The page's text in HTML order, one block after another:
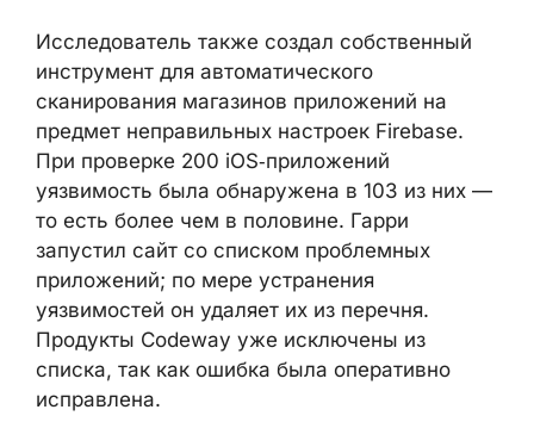
на целое семейство сервисов.
Исследователь также создал собственный
инструмент для автоматического
сканирования магазинов приложений на
предмет неправильных настроек Firebase.
При проверке 200 iOS‑приложений
уязвимость была обнаружена в 103 из них
— то есть более чем в половине. Гарри
запустил сайт со списком проблемных
приложений; по мере устранения
уязвимостей он удаляет их из перечня.
Продукты Codeway уже исключены из